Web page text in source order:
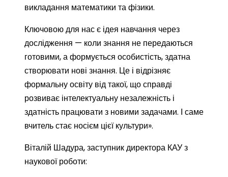
викладання математики та фізики.
Ключовою для нас є ідея навчання через
дослідження — коли знання не передаються
готовими, а формується особистість, здатна
створювати нові знання. Це і відрізняє
формальну освіту від такої, що справді
розвиває інтелектуальну незалежність і
здатність працювати з новими задачами. І саме
вчитель стає носієм цієї культури».
Віталій Шадура, заступник директора КАУ з
наукової роботи: